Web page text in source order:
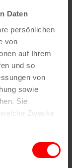
Daten
persönlichen
von
auf Ihrem
und so
von
sowie
Sie
Zwecke
über die